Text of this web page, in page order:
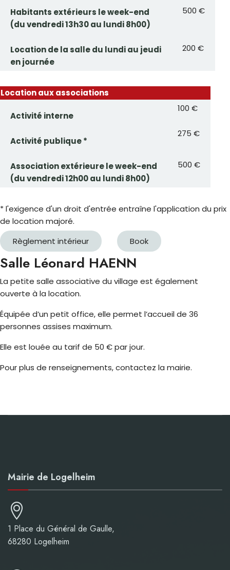
Habitants extérieurs le week-end
(du vendredi 13h30 au lundi 8h00)
500 €
Location de la salle du lundi au jeudi
en journée
200 €
Location aux associations
Activité interne
100 €
Activité publique *
275 €
Association extérieure le week-end
(du vendredi 12h00 au lundi 8h00)
500 €
* l'exigence d'un droit d'entrée entraîne l'application du prix
de location majoré.
Règlement intérieur
Book
Salle Léonard HAENN
La petite salle associative du village est également
ouverte à la location.
Équipée d’un petit office, elle permet l’accueil de 36
personnes assises maximum.
Elle est louée au tarif de 50 € par jour.
Pour plus de renseignements, contactez la mairie.
Mairie de Logelheim
1 Place du Général de Gaulle,
68280 Logelheim